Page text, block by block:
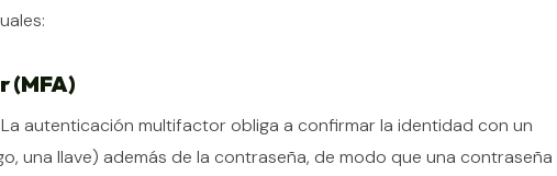
La autenticación multifactor obliga a confirmar la identidad con un
una llave) además de la contraseña, de modo que una contraseña